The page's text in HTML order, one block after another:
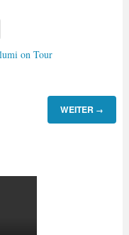
on Tour
WEITER →